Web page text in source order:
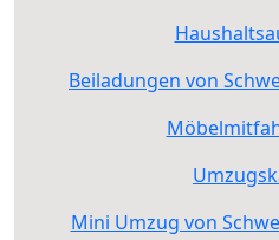
Beiladungen von
Mini Umzug von